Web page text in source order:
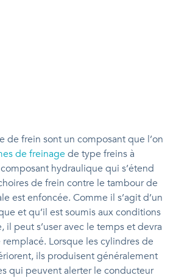
de frein sont un composant que l’on
de freinagede type freins à
hydraulique qui s’étend
de frein contre le tambour de
est enfoncée. Comme il s’agit d’un
et qu’il est soumis aux conditions
peut s’user avec le temps et devra
Lorsque les cylindres de
ils produisent généralement
qui peuvent alerter le conducteur